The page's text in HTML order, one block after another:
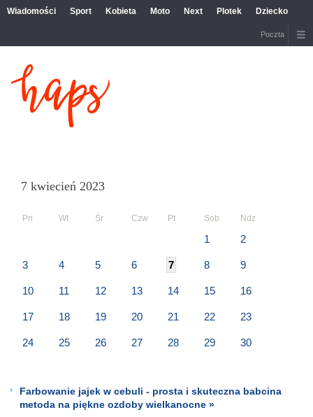
Wiadomości Sport Kobieta Moto Next Plotek Dziecko
Poczta
7 kwiecień 2023
Pn Wt Śr Czw Pt Sob Ndz
1 2
3 4 5 6 7 8 9
10 11 12 13 14 15 16
17 18 19 20 21 22 23
24 25 26 27 28 29 30
Farbowanie jajek w cebuli - prosta i skuteczna babcina
metoda na piękne ozdoby wielkanocne »